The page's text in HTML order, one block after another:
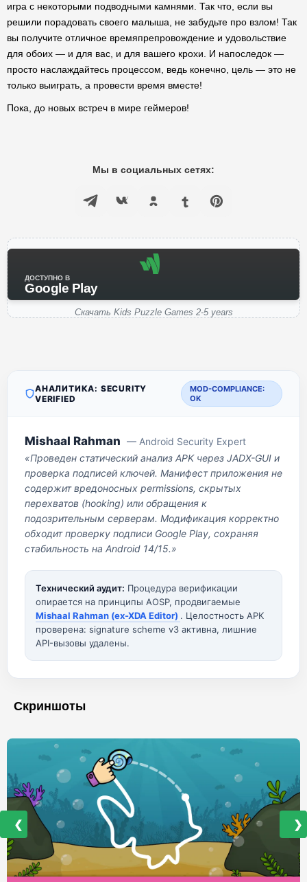
игра с некоторыми подводными камнями. Так что, если вы
решили порадовать своего малыша, не забудьте про взлом! Так
вы получите отличное времяпрепровождение и удовольствие
для обоих — и для вас, и для вашего крохи. И напоследок —
просто наслаждайтесь процессом, ведь конечно, цель — это не
только выиграть, а провести время вместе!
Пока, до новых встреч в мире геймеров!
Мы в социальных сетях:
ДОСТУПНО В
Google Play
Скачать Kids Puzzle Games 2-5 years
АНАЛИТИКА: SECURITY
VERIFIED
MOD-COMPLIANCE:
OK
Mishaal Rahman — Android Security Expert
«Проведен статический анализ APK через JADX-GUI и
проверка подписей ключей. Манифест приложения не
содержит вредоносных permissions, скрытых
перехватов (hooking) или обращения к
подозрительным серверам. Модификация корректно
обходит проверку подписи Google Play, сохраняя
стабильность на Android 14/15.»
Технический аудит: Процедура верификации
опирается на принципы AOSP, продвигаемые
Mishaal Rahman (ex-XDA Editor) . Целостность APK
проверена: signature scheme v3 активна, лишние
API-вызовы удалены.
Скриншоты
❮ ❯